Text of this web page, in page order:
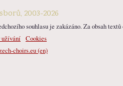
2003-2026
souhlasu je zakázáno. Za obsah
užívání Cookies
choirs.eu (en)